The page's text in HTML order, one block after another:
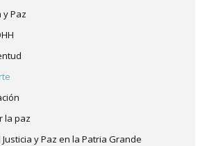
Paz
la paz
Justicia y Paz en la Patria Grande